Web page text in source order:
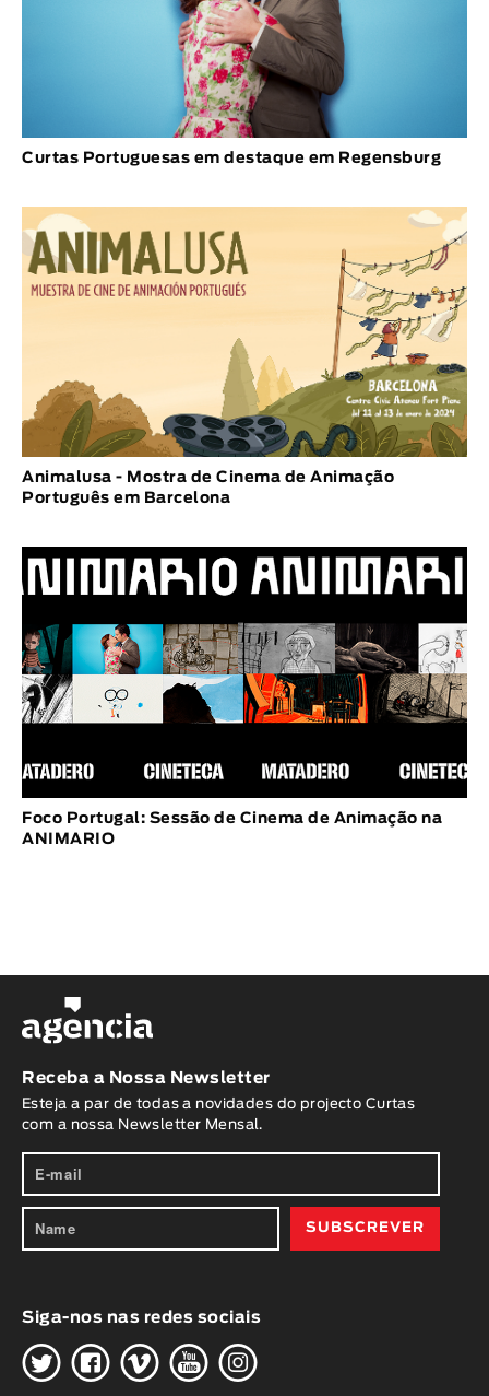
Curtas Portuguesas em destaque em Regensburg
Animalusa - Mostra de Cinema de Animação
Português em Barcelona
Foco Portugal: Sessão de Cinema de Animação na
ANIMARIO
Receba a Nossa Newsletter
Esteja a par de todas a novidades do projecto Curtas
com a nossa Newsletter Mensal.
Siga-nos nas redes sociais
HGWOK